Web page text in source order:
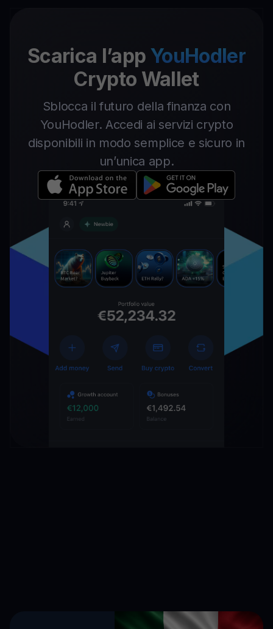
Scarica l’app YouHodler
Crypto Wallet
Sblocca il futuro della finanza con
YouHodler. Accedi ai servizi crypto
disponibili in modo semplice e sicuro in
un’unica app.